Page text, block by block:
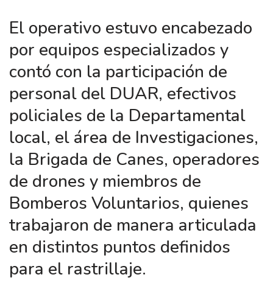
El operativo estuvo encabezado
por equipos especializados y
contó con la participación de
personal del DUAR, efectivos
policiales de la Departamental
local, el área de Investigaciones,
la Brigada de Canes, operadores
de drones y miembros de
Bomberos Voluntarios, quienes
trabajaron de manera articulada
en distintos puntos definidos
para el rastrillaje.